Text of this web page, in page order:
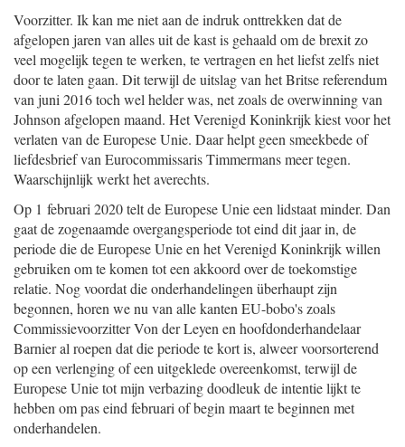
Voorzitter. Ik kan me niet aan de indruk onttrekken dat de
afgelopen jaren van alles uit de kast is gehaald om de brexit zo
veel mogelijk tegen te werken, te vertragen en het liefst zelfs niet
door te laten gaan. Dit terwijl de uitslag van het Britse referendum
van juni 2016 toch wel helder was, net zoals de overwinning van
Johnson afgelopen maand. Het Verenigd Koninkrijk kiest voor het
verlaten van de Europese Unie. Daar helpt geen smeekbede of
liefdesbrief van Eurocommissaris Timmermans meer tegen.
Waarschijnlijk werkt het averechts.
Op 1 februari 2020 telt de Europese Unie een lidstaat minder. Dan
gaat de zogenaamde overgangsperiode tot eind dit jaar in, de
periode die de Europese Unie en het Verenigd Koninkrijk willen
gebruiken om te komen tot een akkoord over de toekomstige
relatie. Nog voordat die onderhandelingen überhaupt zijn
begonnen, horen we nu van alle kanten EU-bobo's zoals
Commissievoorzitter Von der Leyen en hoofdonderhandelaar
Barnier al roepen dat die periode te kort is, alweer voorsorterend
op een verlenging of een uitgeklede overeenkomst, terwijl de
Europese Unie tot mijn verbazing doodleuk de intentie lijkt te
hebben om pas eind februari of begin maart te beginnen met
onderhandelen.